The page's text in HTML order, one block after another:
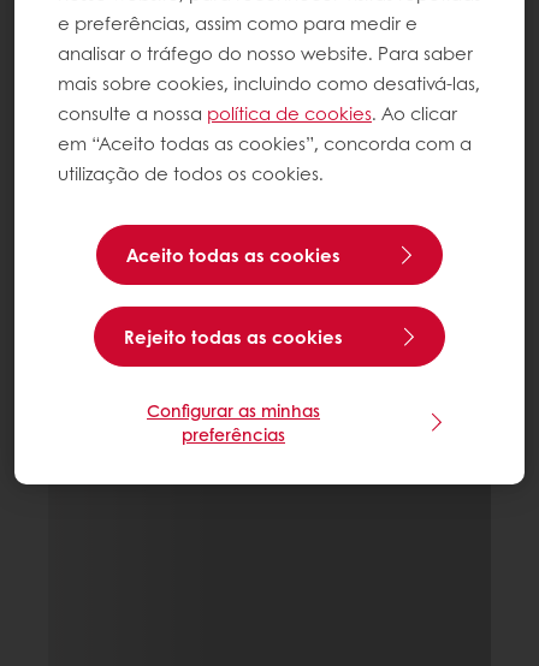
e preferências, assim como para medir e
analisar o tráfego do nosso website. Para saber
mais sobre cookies, incluindo como desativá-las,
consulte a nossa política de cookies. Ao clicar
em “Aceito todas as cookies”, concorda com a
utilização de todos os cookies.
Aceito todas as cookies
Rejeito todas as cookies
Configurar as minhas
preferências